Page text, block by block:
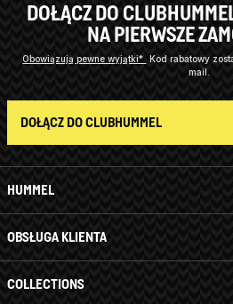
HUMMEL
OBSŁUGA KLIENTA
COLLECTIONS
DOŁĄCZ DO
NA PIERWSZE
Obowiązują pewne wyjątki* Kod rabatowy
mail.
DOŁĄCZ DO CLUBHUMMEL